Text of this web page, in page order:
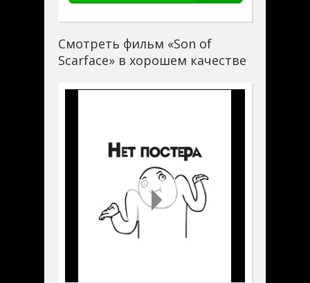
Смотреть фильм «Son of
Scarface» в хорошем качестве